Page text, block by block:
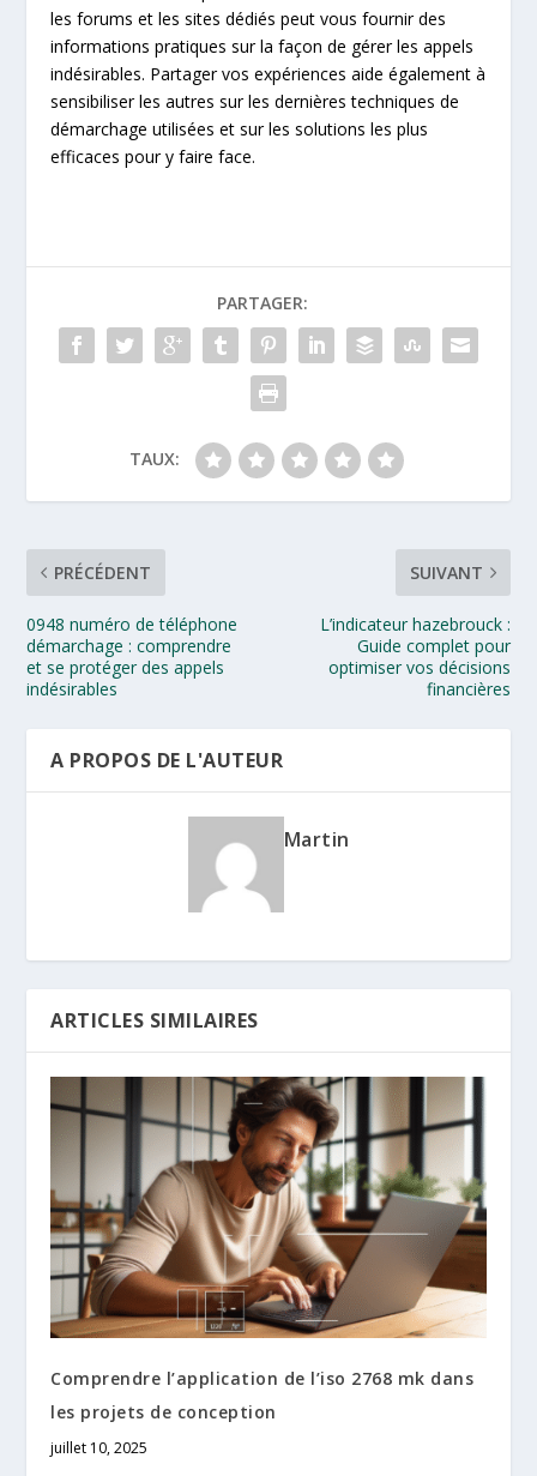
les forums et les sites dédiés peut vous fournir des
informations pratiques sur la façon de gérer les appels
indésirables. Partager vos expériences aide également à
sensibiliser les autres sur les dernières techniques de
démarchage utilisées et sur les solutions les plus
efficaces pour y faire face.
PARTAGER:
TAUX:
PRÉCÉDENT
0948 numéro de téléphone
démarchage : comprendre
et se protéger des appels
indésirables
SUIVANT
L’indicateur hazebrouck :
Guide complet pour
optimiser vos décisions
financières
A PROPOS DE L'AUTEUR
Martin
ARTICLES SIMILAIRES
Comprendre l’application de l’iso 2768 mk dans
les projets de conception
juillet 10, 2025